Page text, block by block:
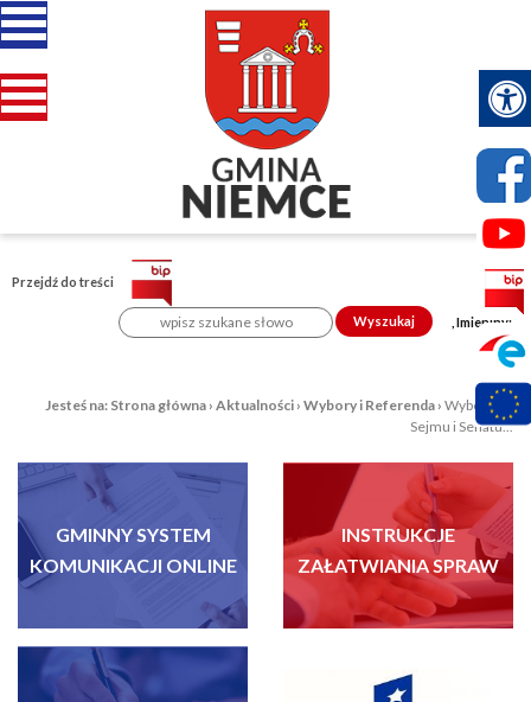
Przejdź do treści
, Imieniny:
Wyszukaj
Jesteś na: Strona główna › Aktualności › Wybory i Referenda › Wybory do
Sejmu i Senatu...
GMINNY SYSTEM
KOMUNIKACJI ONLINE
INSTRUKCJE
ZAŁATWIANIA SPRAW